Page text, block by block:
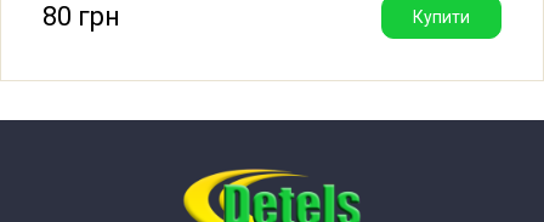
Whirlpool AWA 1084
Whirlpool AWA 1084 856110829240
80 грн Купити